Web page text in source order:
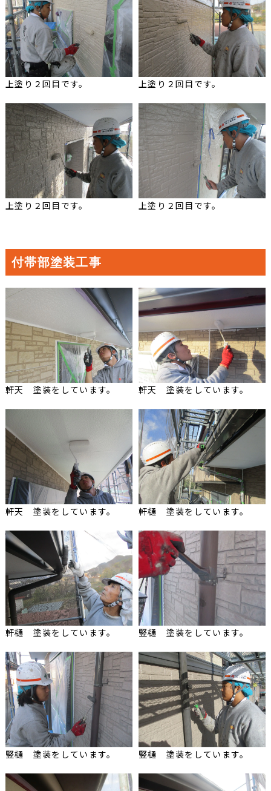
上塗り２回目です。 上塗り２回目です。
上塗り２回目です。 上塗り２回目です。
付帯部塗装工事
軒天 塗装をしています。 軒天 塗装をしています。
軒天 塗装をしています。 軒樋 塗装をしています。
軒樋 塗装をしています。 竪樋 塗装をしています。
竪樋 塗装をしています。 竪樋 塗装をしています。